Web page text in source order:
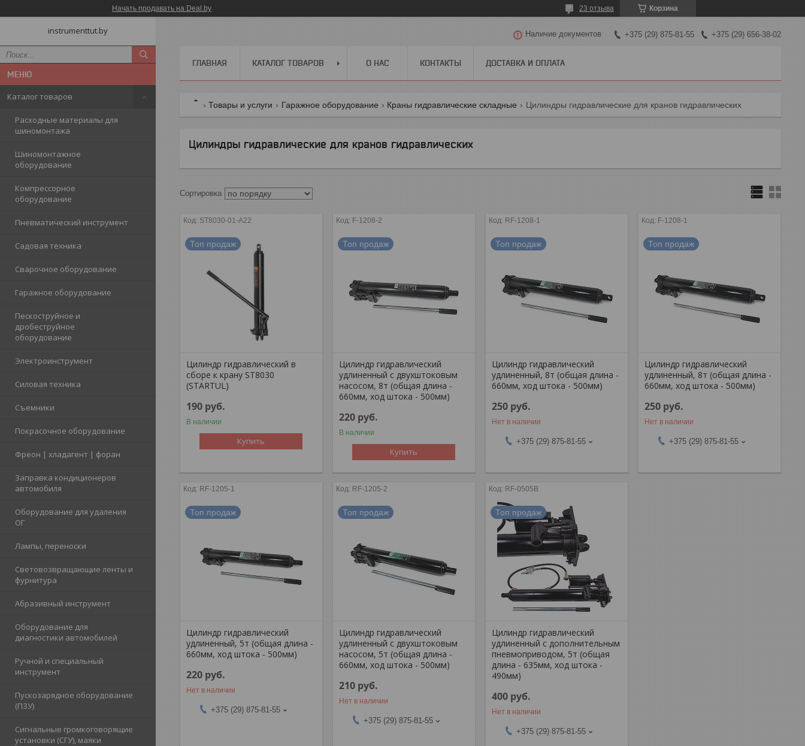
Начать продавать на Deal.by Корзина
23 отзыва
instrumenttut.by
Каталог товаров
Расходные материалы для
шиномонтажа
Шиномонтажное
оборудование
Компрессорное
оборудование
Пневматический инструмент
Садовая техника
Сварочное оборудование
Гаражное оборудование
Пескоструйное и
дробеструйное
оборудование
Электроинструмент
Силовая техника
Съемники
Покрасочное оборудование
Фреон | хладагент | форан
Заправка кондиционеров
автомобиля
Оборудование для удаления
ОГ
Лампы, переноски
Световозвращающие ленты и
фурнитура
Абразивный инструмент
Оборудование для
диагностики автомобилей
Ручной и специальный
инструмент
Пускозарядное оборудование
(ПЗУ)
Сигнальные громкоговорящие
установки (СГУ), маяки
Наличие документов +375 (29) 875-81-55 +375 (29) 656-38-02
ГЛАВНАЯ КАТАЛОГ ТОВАРОВ О НАС КОНТАКТЫ ДОСТАВКА И ОПЛАТА
Товары и услуги Гаражное оборудование Краны гидравлические складные Цилиндры гидравлические для кранов гидравлических
Цилиндры гидравлические для кранов гидравлических
ST8030-01-A22
Топ продаж
Цилиндр гидравлический в
сборе к крану ST8030
(STARTUL)
190 руб.
В наличии
Купить
F-1208-2
Топ продаж
Цилиндр гидравлический
удлиненный с двухштоковым
насосом, 8т (общая длина -
660мм, ход штока - 500мм)
220 руб.
В наличии
Купить
RF-1208-1
Топ продаж
Цилиндр гидравлический
удлиненный, 8т (общая длина -
660мм, ход штока - 500мм)
250 руб.
Нет в наличии
+375 (29) 875-81-55
F-1208-1
Топ продаж
Цилиндр гидравлический
удлиненный, 8т (общая длина -
660мм, ход штока - 500мм)
250 руб.
Нет в наличии
+375 (29) 875-81-55
RF-1205-1
Топ продаж
Цилиндр гидравлический
удлиненный, 5т (общая длина -
660мм, ход штока - 500мм)
220 руб.
Нет в наличии
+375 (29) 875-81-55
RF-1205-2
Топ продаж
Цилиндр гидравлический
удлиненный с двухштоковым
насосом, 5т (общая длина -
660мм, ход штока - 500мм)
210 руб.
Нет в наличии
+375 (29) 875-81-55
RF-0505B
Топ продаж
Цилиндр гидравлический
удлиненный с дополнительным
пневмоприводом, 5т (общая
длина - 635мм, ход штока -
490мм)
400 руб.
Нет в наличии
+375 (29) 875-81-55